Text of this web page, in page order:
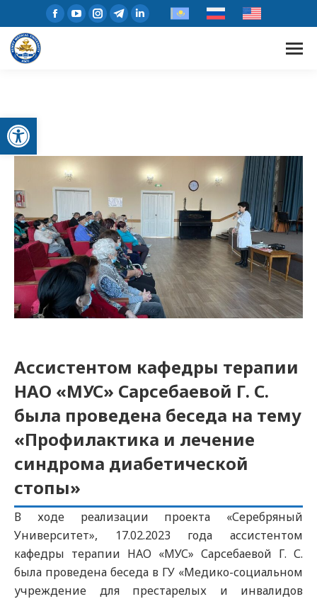
Открыть панель инструментов
Ассистентом кафедры терапии
НАО «МУС» Сарсебаевой Г. С.
была проведена беседа на тему
«Профилактика и лечение
синдрома диабетической
стопы»
В ходе реализации проекта «Серебряный
Университет», 17.02.2023 года ассистентом
кафедры терапии НАО «МУС» Сарсебаевой Г. С.
была проведена беседа в ГУ «Медико-социальном
учреждение для престарелых и инвалидов